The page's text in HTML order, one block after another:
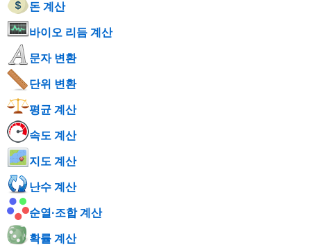
돈 계산
바이오 리듬 계산
문자 변환
단위 변환
평균 계산
속도 계산
지도 계산
난수 계산
순열·조합 계산
확률 계산